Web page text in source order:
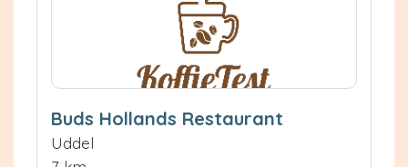
Buds Hollands Restaurant
Uddel